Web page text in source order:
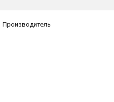
Производитель